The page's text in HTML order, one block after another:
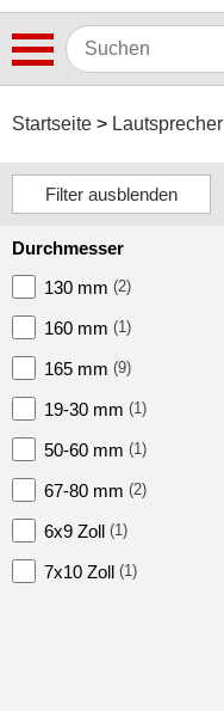
Startseite Lautsprecher
Autoradios
Dashcams
Elektromobilität
Freisprechanlagen
ACV
Alpine
Audison
Autotek
Blaupunkt
Durchmesser
130 mm (2)
160 mm (1)
165 mm (9)
19-30 mm (1)
50-60 mm (1)
67-80 mm (2)
6x9 Zoll (1)
7x10 Zoll (1)